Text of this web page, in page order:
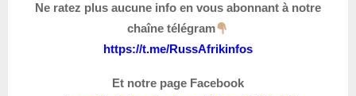
Ne ratez plus aucune info en vous abonnant à notre
chaîne télégram
https://t.me/RussAfrikinfos
Et notre page Facebook